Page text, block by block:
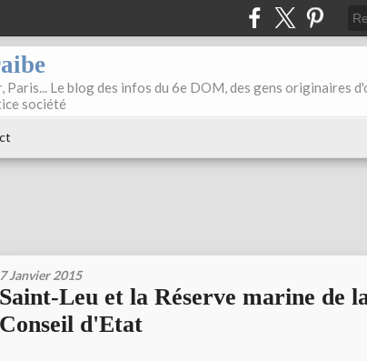
Paris... Le blog des infos du 6e DOM, des gens originaires
société
7 Janvier 2015
Saint-Leu et la Réserve marine de
Conseil d'Etat